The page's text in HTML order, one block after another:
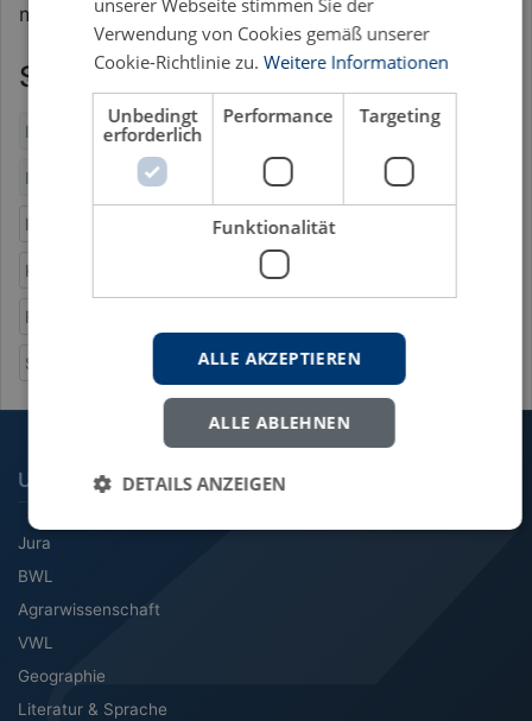
medinensischen Koranstellen.
Schlagworte
Interpretation des Koran
Islamische Rechtswissenschaft Islamisches Recht
Islamwissenschaft Kontext Koranexegese
Koraninterpretation Koranwissenschaft
Rechtsmethodologie
Sprachwissenschaft
UNSERE FACHGEBIETE
Jura
BWL
Agrarwissenschaft
VWL
Geographie
Literatur & Sprache
unserer Webseite stimmen Sie der
Verwendung von Cookies gemäß unserer
Cookie-Richtlinie zu. Weitere Informationen
Unbedingt
erforderlich
Performance Targeting
Funktionalität
ALLE AKZEPTIEREN
ALLE ABLEHNEN
DETAILS ANZEIGEN